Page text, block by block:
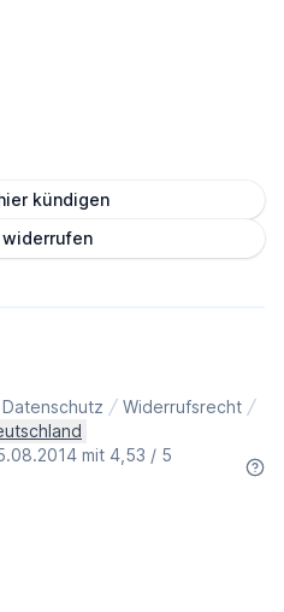
kündigen
Datenschutz
Widerrufsrecht
mit 4,53 / 5